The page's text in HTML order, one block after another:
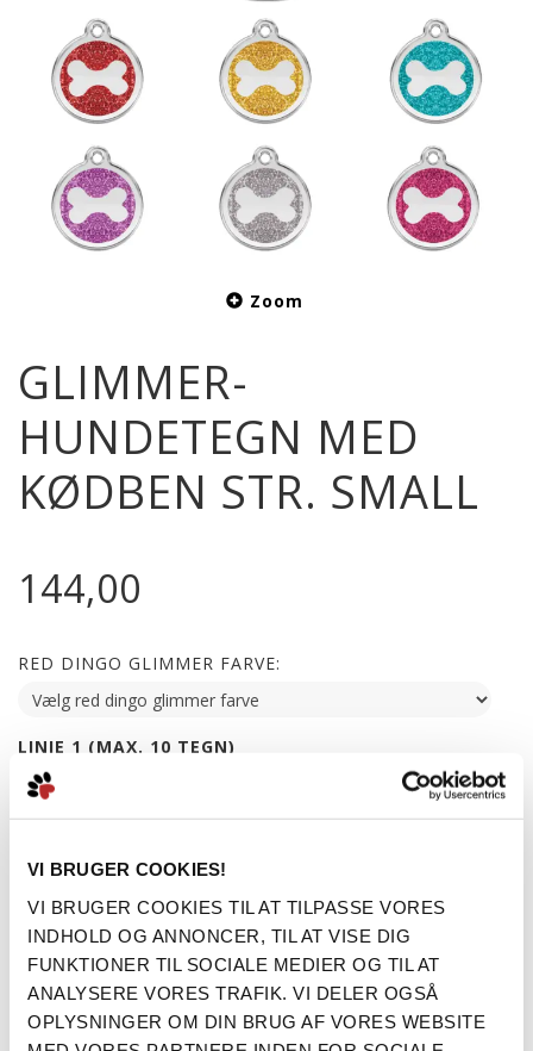
VI BRUGER COOKIES!
VI BRUGER COOKIES TIL AT TILPASSE VORES
INDHOLD OG ANNONCER, TIL AT VISE DIG
FUNKTIONER TIL SOCIALE MEDIER OG TIL AT
ANALYSERE VORES TRAFIK. VI DELER OGSÅ
OPLYSNINGER OM DIN BRUG AF VORES WEBSITE
Zoom
GLIMMER-
HUNDETEGN MED
KØDBEN STR. SMALL
144,00
RED DINGO GLIMMER FARVE:
LINIE 1 (MAX. 10 TEGN)
LINIE 3 (MAX. 10 TEGN)
LÆG I KURV